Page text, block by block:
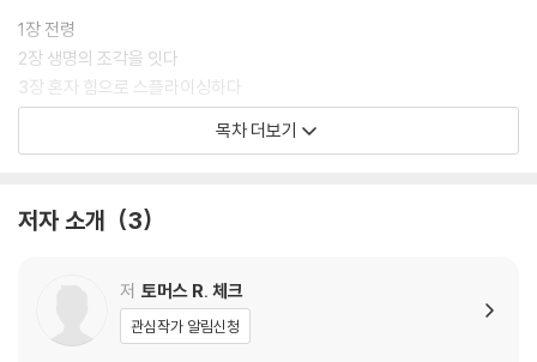
음 접하는 중고등학생, 생물학과 의학에 관심 있는 사람이라면 누구나 읽
어야 하는 필독서다.
1장 전령
2장 생명의 조각을 잇다
3장 혼자 힘으로 스플라이싱하다
4장 변신의 귀재
2부 생명의 설계도를 다시 쓰다
7장 젊음의 샘은 죽음의 덫인가?
8장 작은 선충이 알려준 것
9장 정확한 기생자와 엉성한 사본들
목차 더보기
저자 소개 3
저 토머스 R. 체크
관심작가 알림신청